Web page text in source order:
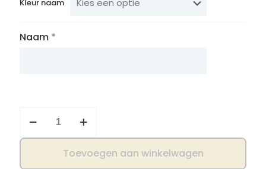
Kleur naam
Naam *
reiziger
Toevoegen aan winkelwagen